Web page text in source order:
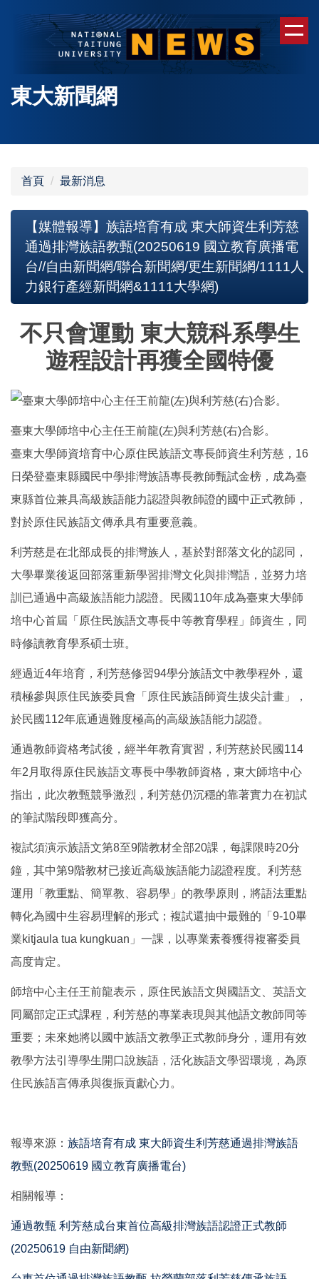
容
東大新聞網
首頁 最新消息
【媒體報導】族語培育有成 東大師資生利芳慈
通過排灣族語教甄(20250619 國立教育廣播電
台//自由新聞網/聯合新聞網/更生新聞網/1111人
力銀行產經新聞網&1111大學網)
不只會運動 東大競科系學生
遊程設計再獲全國特優
臺東大學師培中心主任王前龍(左)與利芳慈(右)合影。
臺東大學師資培育中心原住民族語文專長師資生利芳慈，16
日榮登臺東縣國民中學排灣族語專長教師甄試金榜，成為臺
東縣首位兼具高級族語能力認證與教師證的國中正式教師，
對於原住民族語文傳承具有重要意義。
利芳慈是在北部成長的排灣族人，基於對部落文化的認同，
大學畢業後返回部落重新學習排灣文化與排灣語，並努力培
訓已通過中高級族語能力認證。民國110年成為臺東大學師
培中心首屆「原住民族語文專長中等教育學程」師資生，同
時修讀教育學系碩士班。
經過近4年培育，利芳慈修習94學分族語文中教學程外，還
積極參與原住民族委員會「原住民族語師資生拔尖計畫」，
於民國112年底通過難度極高的高級族語能力認證。
通過教師資格考試後，經半年教育實習，利芳慈於民國114
年2月取得原住民族語文專長中學教師資格，東大師培中心
指出，此次教甄競爭激烈，利芳慈仍沉穩的靠著實力在初試
的筆試階段即獲高分。
複試須演示族語文第8至9階教材全部20課，每課限時20分
鐘，其中第9階教材已接近高級族語能力認證程度。利芳慈
運用「教重點、簡單教、容易學」的教學原則，將語法重點
轉化為國中生容易理解的形式；複試還抽中最難的「9-10畢
業kitjaula tua kungkuan」一課，以專業素養獲得複審委員
高度肯定。
師培中心主任王前龍表示，原住民族語文與國語文、英語文
同屬部定正式課程，利芳慈的專業表現與其他語文教師同等
重要；未來她將以國中族語文教學正式教師身分，運用有效
教學方法引導學生開口說族語，活化族語文學習環境，為原
住民族語言傳承與復振貢獻心力。
報導來源： 族語培育有成 東大師資生利芳慈通過排灣族語
教甄(20250619 國立教育廣播電台)
相關報導：
通過教甄 利芳慈成台東首位高級排灣族語認證正式教師
(20250619 自由新聞網)